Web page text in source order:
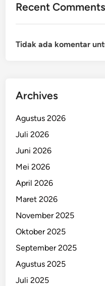
Recent Comments
Tidak ada komentar
Archives
Agustus 2026
Juli 2026
Juni 2026
Mei 2026
April 2026
Maret 2026
November 2025
Oktober 2025
September 2025
Agustus 2025
Juli 2025